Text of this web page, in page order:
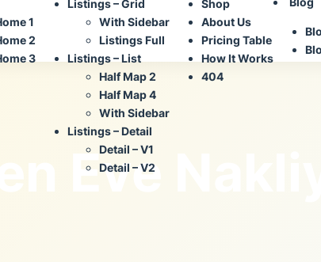
1
2
3
Listings – Grid
With Sidebar
Listings Full
Listings – List
Half Map 2
Half Map 4
With Sidebar
Listings – Detail
Detail – V1
Detail – V2
Shop
About Us
Pricing Table
How It Works
404
Eve